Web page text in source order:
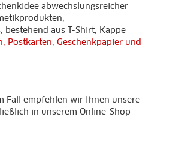
abwechslungsreicher
aus T-Shirt, Kappe
Postkarten, Geschenkpapier und
Fall empfehlen wir Ihnen unsere
in unserem Online-Shop